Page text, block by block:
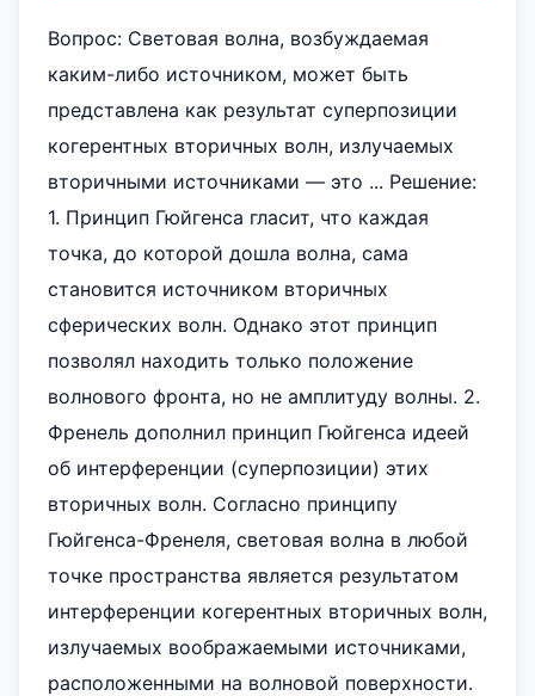
Вопрос: Световая волна, возбуждаемая
каким-либо источником, может быть
представлена как результат суперпозиции
когерентных вторичных волн, излучаемых
вторичными источниками — это ... Решение:
1. Принцип Гюйгенса гласит, что каждая
точка, до которой дошла волна, сама
становится источником вторичных
сферических волн. Однако этот принцип
позволял находить только положение
волнового фронта, но не амплитуду волны. 2.
Френель дополнил принцип Гюйгенса идеей
об интерференции (суперпозиции) этих
вторичных волн. Согласно принципу
Гюйгенса-Френеля, световая волна в любой
точке пространства является результатом
интерференции когерентных вторичных волн,
излучаемых воображаемыми источниками,
расположенными на волновой поверхности.